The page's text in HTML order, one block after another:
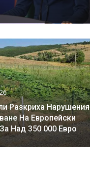
Разкриха Нарушения
На Европейски
Над 350 000 Евро